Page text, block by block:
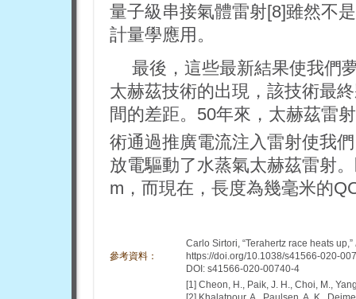
量子級串接氣體雷射[8]雖然不
計量學應用。
最後，這些最新結果使我們
太赫茲技術的出現，該技術最
間的差距。50年來，太赫茲雷
術通過推廣電流注入雷射使我
放電驅動了水蒸氣太赫茲雷射
m，而現在，長度為幾毫米的
參考資料：
Carlo Sirtori, “Terahertz race heats up,”
https://doi.org/10.1038/s41566-020-
DOI: s41566-020-00740-4
[1] Cheon, H., Paik, J. H., Choi, M.,